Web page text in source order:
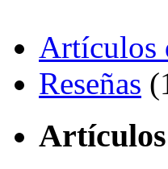
Artículos
Reseñas